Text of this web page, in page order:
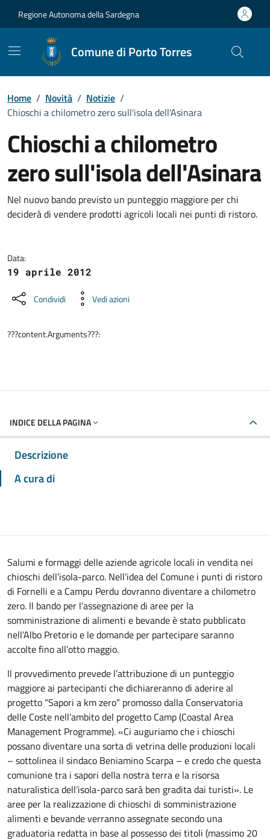
Regione Autonoma della Sardegna
Comune di Porto Torres
Home / Novità / Notizie /
Chioschi a chilometro zero sull'isola dell'Asinara
Chioschi a chilometro
zero sull'isola dell'Asinara
Dettagli della notizia
Nel nuovo bando previsto un punteggio maggiore per chi
deciderà di vendere prodotti agricoli locali nei punti di ristoro.
Data:
19 aprile 2012
Condividi Vedi azioni
???content.Arguments???:
INDICE DELLA PAGINA
Descrizione
A cura di
Salumi e formaggi delle aziende agricole locali in vendita nei
chioschi dell’isola-parco. Nell’idea del Comune i punti di ristoro
di Fornelli e a Campu Perdu dovranno diventare a chilometro
zero. Il bando per l’assegnazione di aree per la
somministrazione di alimenti e bevande è stato pubblicato
nell’Albo Pretorio e le domande per partecipare saranno
accolte fino all’otto maggio.
Il provvedimento prevede l’attribuzione di un punteggio
maggiore ai partecipanti che dichiareranno di aderire al
progetto “Sapori a km zero” promosso dalla Conservatoria
delle Coste nell’ambito del progetto Camp (Coastal Area
Management Programme). «Ci auguriamo che i chioschi
possano diventare una sorta di vetrina delle produzioni locali
– sottolinea il sindaco Beniamino Scarpa – e credo che questa
comunione tra i sapori della nostra terra e la risorsa
naturalistica dell’isola-parco sarà ben gradita dai turisti». Le
aree per la realizzazione di chioschi di somministrazione
alimenti e bevande verranno assegnate secondo una
graduatoria redatta in base al possesso dei titoli (massimo 20